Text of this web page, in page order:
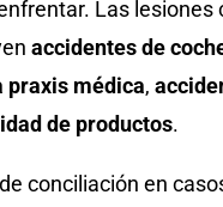
Las lesiones
accidentes de
praxis médica,
de productos.
conciliación en